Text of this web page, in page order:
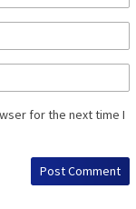
for the next time I